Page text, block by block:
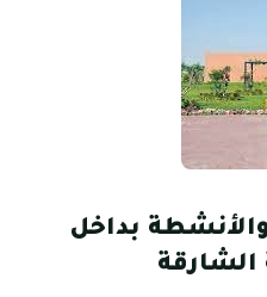
بداخل
الشارقة